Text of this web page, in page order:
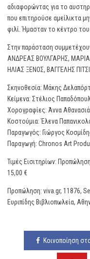
αδιαφορώντας για το
που επιτηρούσε αμείλικτα
φιλί. Ήμασταν το κέντρο
Στην παράσταση
ΑΝΔΡΕΑΣ ΒΟΥΛΓΑΡΗΣ,
ΗΛΙΑΣ ΞΕΝΟΣ, ΒΑΓΓΕΛΗΣ
Σκηνοθεσία: Μάκης
Κείμενα: Στέλιος
Χορογραφίες: Άννα
Κοστούμια: Έλενα
Παραγωγός: Γιώργος
Παραγωγή: Chronos Art
Τιμές Εισιτηρίων:
15,00 €
Προπώληση: viva.gr, 11876,
Ευριπίδης Βιβλιοπωλεία,
Κοινοποίηση